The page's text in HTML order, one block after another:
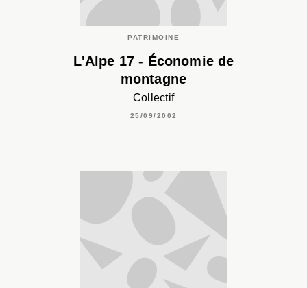
PATRIMOINE
L'Alpe 17 - Économie de
montagne
Collectif
25/09/2002